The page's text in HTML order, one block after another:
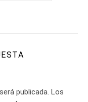
publicada. Los